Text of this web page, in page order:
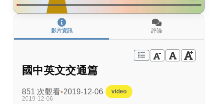
影片資訊 評論
國中英文交通篇
851 次觀看 2019-12-06
video
2019-12-06